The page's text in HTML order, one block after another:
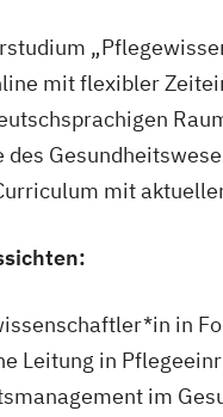
mit flexibler
des
mit
in
Leitung in
im